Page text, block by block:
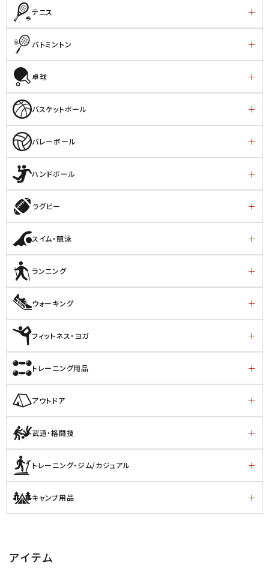
テニス
バトミントン
卓球
バスケットボール
バレーボール
ハンドボール
ラグビー
スイム・競泳
ランニング
ウォーキング
フィットネス・ヨガ
トレーニング用品
アウトドア
武道・格闘技
トレーニング・ジム/カジュアル
キャンプ用品
アイテム